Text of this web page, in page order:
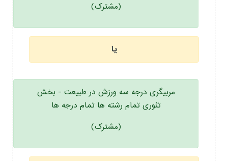
(مشترک)
یا
مربیگری درجه سه ورزش در طبیعت - بخش
تئوری تمام رشته ها تمام درجه ها
(مشترک)